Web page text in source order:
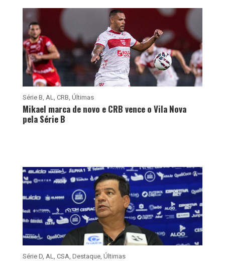
Série B, AL, CRB, Últimas
Mikael marca de novo e CRB vence o Vila Nova
pela Série B
Série D, AL, CSA, Destaque, Últimas